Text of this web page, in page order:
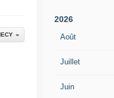
2026
Août
Juillet
Juin